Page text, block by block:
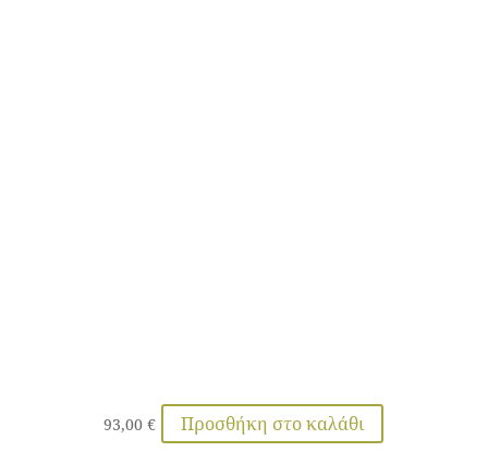
93,00€ Προσθήκη στο καλάθι